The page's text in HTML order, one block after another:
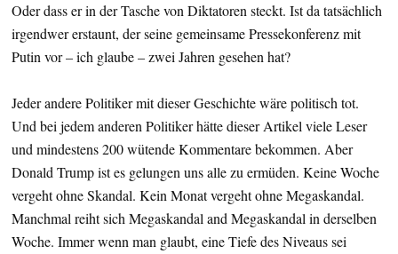
Oder dass er in der Tasche von Diktatoren steckt. Ist da tatsächlich
irgendwer erstaunt, der seine gemeinsame Pressekonferenz mit
Putin vor – ich glaube – zwei Jahren gesehen hat?
Jeder andere Politiker mit dieser Geschichte wäre politisch tot.
Und bei jedem anderen Politiker hätte dieser Artikel viele Leser
und mindestens 200 wütende Kommentare bekommen. Aber
Donald Trump ist es gelungen uns alle zu ermüden. Keine Woche
vergeht ohne Skandal. Kein Monat vergeht ohne Megaskandal.
Manchmal reiht sich Megaskandal and Megaskandal in derselben
Woche. Immer wenn man glaubt, eine Tiefe des Niveaus sei